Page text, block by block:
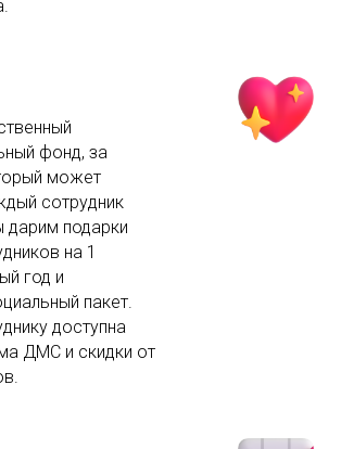
фонд, за
может
сотрудник
подарки
на 1
год и
пакет.
доступна
ДМС и скидки от